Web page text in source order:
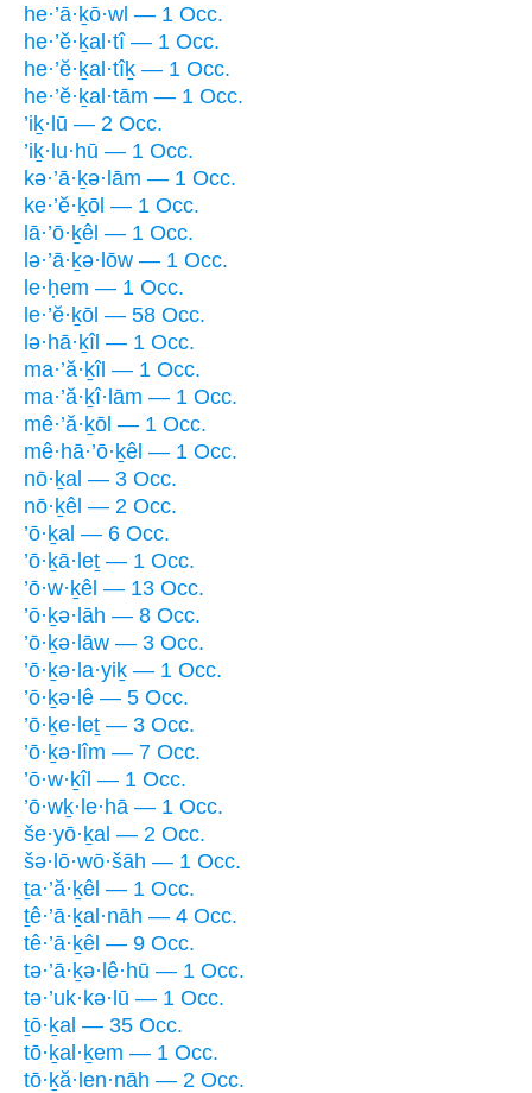
he·’ā·ḵō·wl — 1 Occ.
he·’ĕ·ḵal·tî — 1 Occ.
he·’ĕ·ḵal·tîḵ — 1 Occ.
he·’ĕ·ḵal·tām — 1 Occ.
’iḵ·lū — 2 Occ.
’iḵ·lu·hū — 1 Occ.
kə·’ā·ḵə·lām — 1 Occ.
ke·’ĕ·ḵōl — 1 Occ.
lā·’ō·ḵêl — 1 Occ.
lə·’ā·ḵə·lōw — 1 Occ.
le·ḥem — 1 Occ.
le·’ĕ·ḵōl — 58 Occ.
lə·hā·ḵîl — 1 Occ.
ma·’ă·ḵîl — 1 Occ.
ma·’ă·ḵî·lām — 1 Occ.
mê·’ă·ḵōl — 1 Occ.
mê·hā·’ō·ḵêl — 1 Occ.
nō·ḵal — 3 Occ.
nō·ḵêl — 2 Occ.
’ō·ḵal — 6 Occ.
’ō·ḵā·leṯ — 1 Occ.
’ō·w·ḵêl — 13 Occ.
’ō·ḵə·lāh — 8 Occ.
’ō·ḵə·lāw — 3 Occ.
’ō·ḵə·la·yiḵ — 1 Occ.
’ō·ḵə·lê — 5 Occ.
’ō·ḵe·leṯ — 3 Occ.
’ō·ḵə·lîm — 7 Occ.
’ō·w·ḵîl — 1 Occ.
’ō·wḵ·le·hā — 1 Occ.
še·yō·ḵal — 2 Occ.
šə·lō·wō·šāh — 1 Occ.
ṯa·’ă·ḵêl — 1 Occ.
ṯê·’ā·ḵal·nāh — 4 Occ.
tê·’ā·ḵêl — 9 Occ.
tə·’ā·ḵə·lê·hū — 1 Occ.
tə·’uk·kə·lū — 1 Occ.
ṯō·ḵal — 35 Occ.
tō·ḵal·ḵem — 1 Occ.
tō·ḵă·len·nāh — 2 Occ.